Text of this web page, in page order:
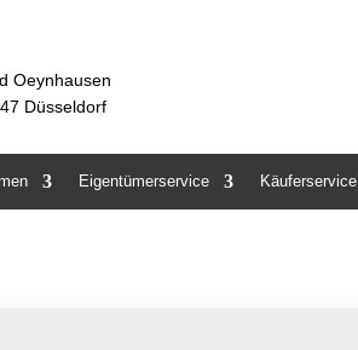
Oeynhausen
Düsseldorf
Eigentümerservice Käuferservice